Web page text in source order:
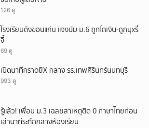
126 ดู
โรงเรียนดังขอนแก่น แจงปม ม.6 ถูกไถเงิน-ถูกบุxรี่
จี้
69 ดู
เปิดนาทีกราดยิX กลาง รร.เทพศิรินทร์นนทบุรี
993 ดู
รู้แล้ว! เพื่อน ม.3 เฉลยสาเหตุติด 0 ภาษาไทยก่อน
เล่านาทีระทึกกลางห้องเรียน